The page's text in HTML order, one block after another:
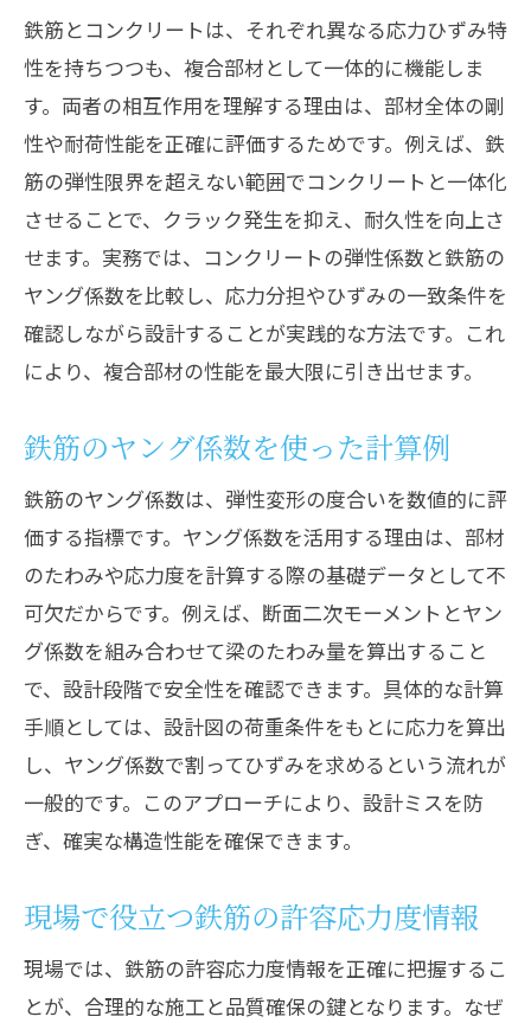
鉄筋とコンクリートは、それぞれ異なる応力ひずみ特
性を持ちつつも、複合部材として一体的に機能しま
す。両者の相互作用を理解する理由は、部材全体の剛
性や耐荷性能を正確に評価するためです。例えば、鉄
筋の弾性限界を超えない範囲でコンクリートと一体化
させることで、クラック発生を抑え、耐久性を向上さ
せます。実務では、コンクリートの弾性係数と鉄筋の
ヤング係数を比較し、応力分担やひずみの一致条件を
確認しながら設計することが実践的な方法です。これ
により、複合部材の性能を最大限に引き出せます。
鉄筋のヤング係数を使った計算例
鉄筋のヤング係数は、弾性変形の度合いを数値的に評
価する指標です。ヤング係数を活用する理由は、部材
のたわみや応力度を計算する際の基礎データとして不
可欠だからです。例えば、断面二次モーメントとヤン
グ係数を組み合わせて梁のたわみ量を算出すること
で、設計段階で安全性を確認できます。具体的な計算
手順としては、設計図の荷重条件をもとに応力を算出
し、ヤング係数で割ってひずみを求めるという流れが
一般的です。このアプローチにより、設計ミスを防
ぎ、確実な構造性能を確保できます。
現場で役立つ鉄筋の許容応力度情報
現場では、鉄筋の許容応力度情報を正確に把握するこ
とが、合理的な施工と品質確保の鍵となります。なぜ